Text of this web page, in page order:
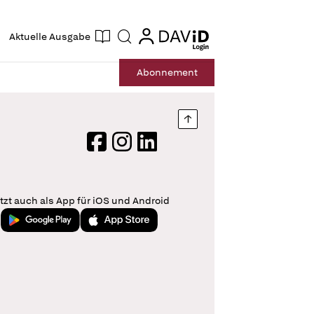
Aktuelle Ausgabe Suche login
login
Abonnement
Nach oben springen
FacebookInstagram
LinkedIn
auch als App für iOS und Android
Jetzt bei Google PlayLaden im App Store